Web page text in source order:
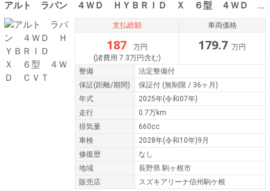
アルト ラパン ４ＷＤ ＨＹＢＲＩＤ Ｘ ６型 ４ＷＤ ＣＶＴ
支払総額
187
万円
(諸費用 7.3万円含む)
車両価格
179.7 万円
整備
法定整備付
保証(距離/期間) 保証付 (無制限 / 36ヶ月)
年式
2025年(令和07年)
走行
0.7万km
排気量
660cc
車検
2028年(令和10年)9月
修復歴
なし
地域
長野県 駒ヶ根市
販売店
スズキアリーナ信州駒ケ根